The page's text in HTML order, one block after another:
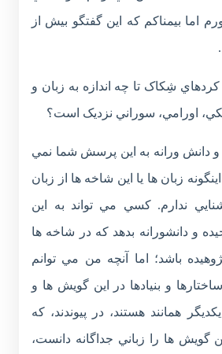
اما بيمناکم که اين گفتگو بيش از
شِکاک تا چه اندازه به زبان و
اورامي، سوراني نزديک است؟
دانش ورانه به اين پرسش شما نمي
اينگونه زبان ها يا اين شاخه ها از زبان
ندارم. کسي مي تواند به اين
و دانشورانه بدهد که در شاخه ها
باشد؛ اما آنچه من مي توانم
و بنيادها در اين گويش ها و
همانند هستند، در پيوندند، که
گويش ها را زباني جداگانه دانست،